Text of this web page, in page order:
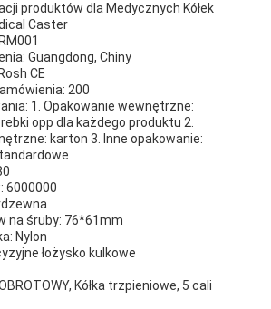
produktów dla Medycznych Kółek
Caster
Guangdong, Chiny
CE
200
1. Opakowanie wewnętrzne:
opp dla każdego produktu 2.
karton 3. Inne opakowanie:
6000000
na śruby: 76*61mm
Nylon
łożysko kulkowe
Kółka trzpieniowe, 5 cali